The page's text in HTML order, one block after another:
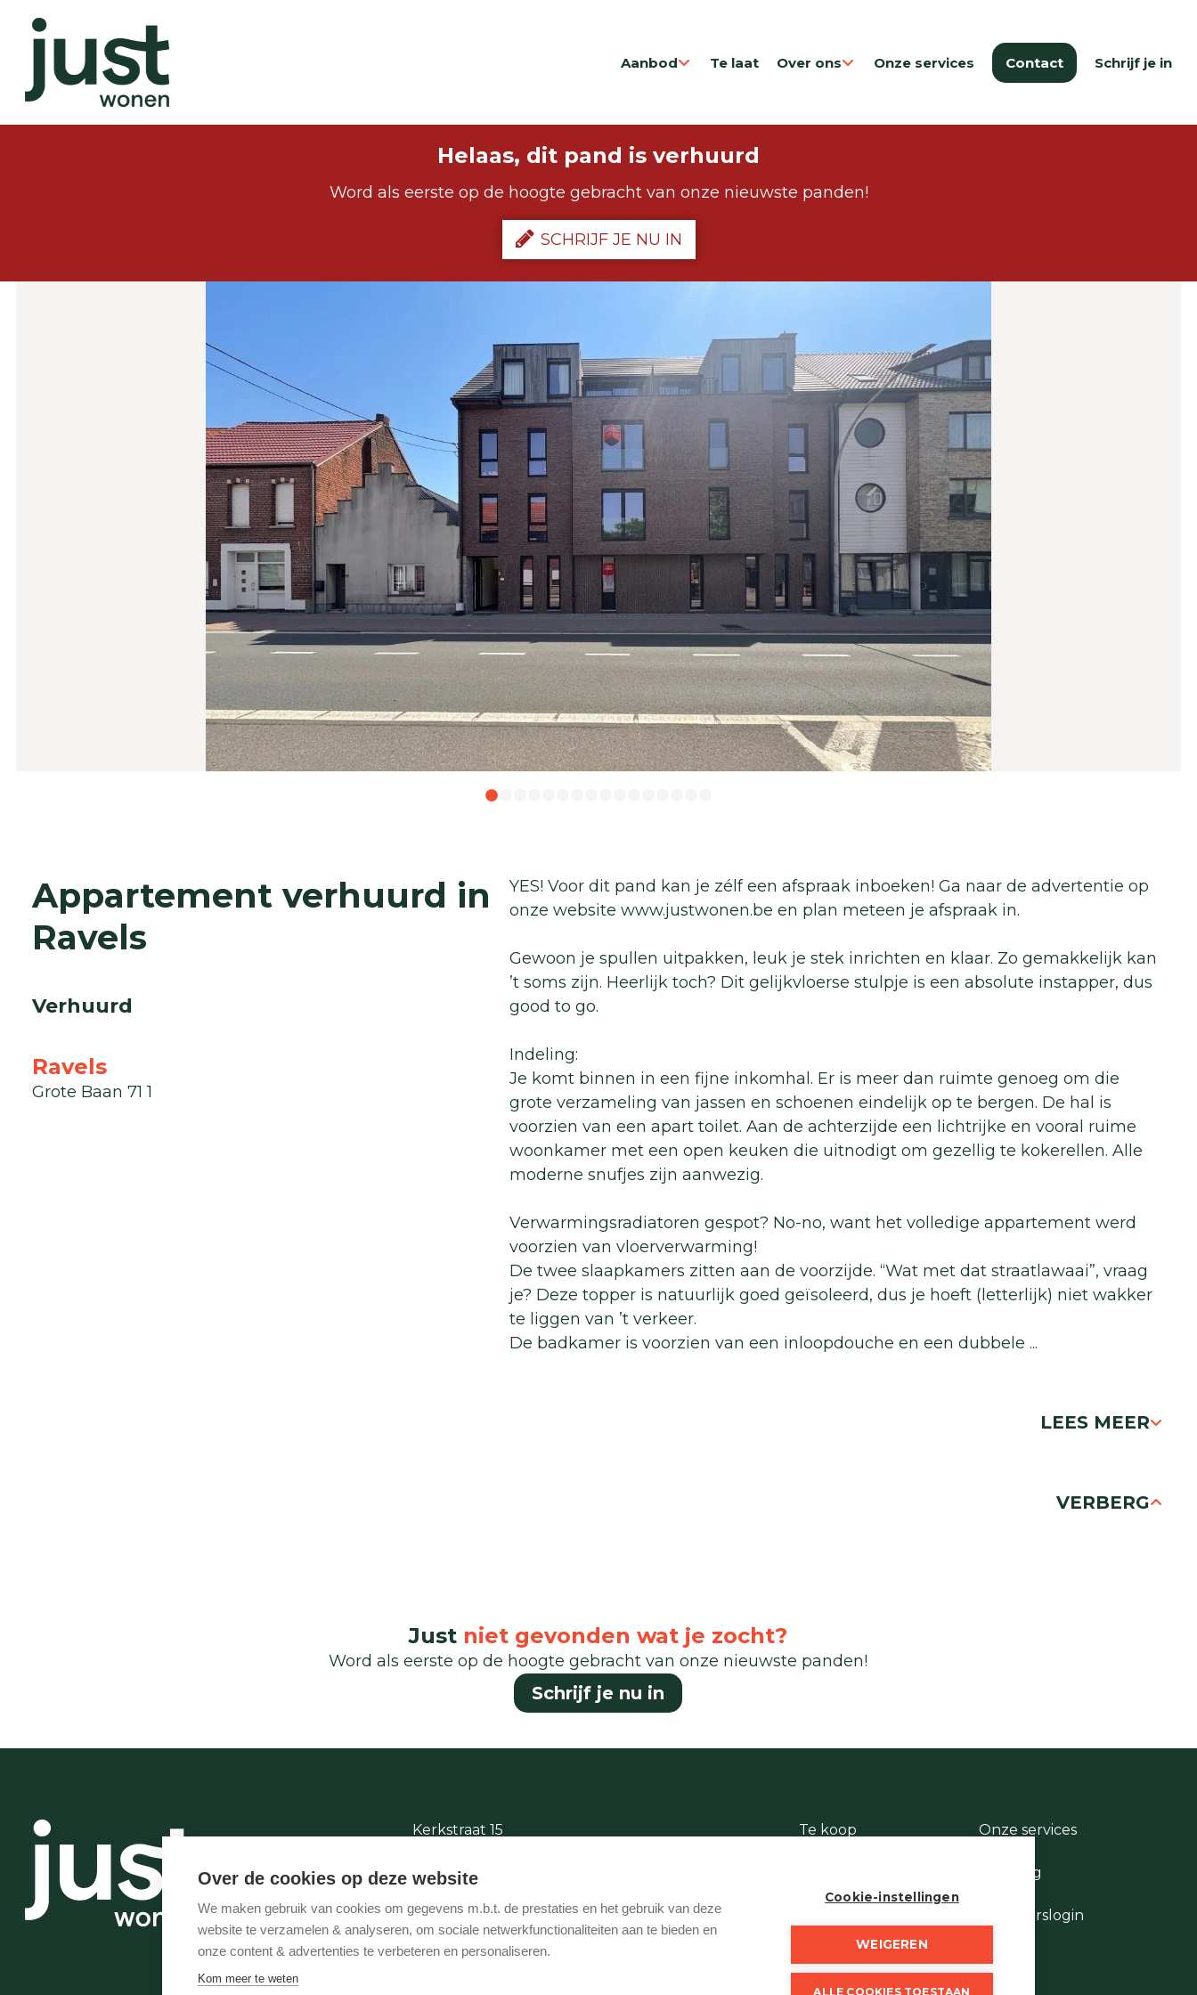
Aanbod Te laat Over ons Onze services Contact Schrijf je in
Helaas, dit pand is verhuurd
Word als eerste op de hoogte gebracht van onze nieuwste panden!
SCHRIJF JE NU IN
Appartement verhuurd in
Ravels
Verhuurd
Ravels
Grote Baan 71 1
YES! Voor dit pand kan je zélf een afspraak inboeken! Ga naar de advertentie op
onze website www.justwonen.be en plan meteen je afspraak in.
Gewoon je spullen uitpakken, leuk je stek inrichten en klaar. Zo gemakkelijk kan
’t soms zijn. Heerlijk toch? Dit gelijkvloerse stulpje is een absolute instapper, dus
good to go.
Indeling:
Je komt binnen in een fijne inkomhal. Er is meer dan ruimte genoeg om die
grote verzameling van jassen en schoenen eindelijk op te bergen. De hal is
voorzien van een apart toilet. Aan de achterzijde een lichtrijke en vooral ruime
woonkamer met een open keuken die uitnodigt om gezellig te kokerellen. Alle
moderne snufjes zijn aanwezig.
Verwarmingsradiatoren gespot? No-no, want het volledige appartement werd
voorzien van vloerverwarming!
De twee slaapkamers zitten aan de voorzijde. “Wat met dat straatlawaai”, vraag
je? Deze topper is natuurlijk goed geïsoleerd, dus je hoeft (letterlijk) niet wakker
te liggen van ’t verkeer.
De badkamer is voorzien van een inloopdouche en een dubbele ...
LEES MEER
VERBERG
Just niet gevonden wat je zocht?
Word als eerste op de hoogte gebracht van onze nieuwste panden!
Schrijf je nu in
Kerkstraat 15
info@justwonen.be
Te koop
Stukje geschiedenis
Onze services
Te vroeg
Eigenaarslogin
Over de cookies op deze website
We maken gebruik van cookies om gegevens m.b.t. de prestaties en het gebruik van deze
website te verzamelen & analyseren, om sociale netwerkfunctionaliteiten aan te bieden en
onze content & advertenties te verbeteren en personaliseren.
Kom meer te weten
Cookie-instellingen
WEIGEREN
ALLE COOKIES TOESTAAN